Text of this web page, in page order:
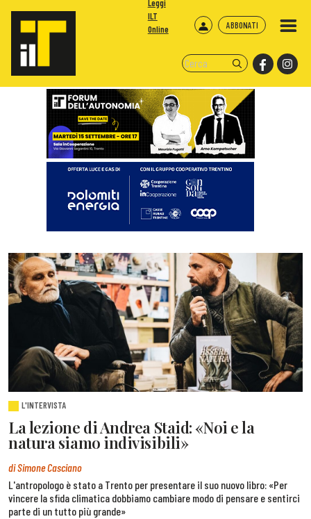
ABBONATI
Leggi
ILT
Online
L'INTERVISTA
La lezione di Andrea Staid: «Noi e la
natura siamo indivisibili»
di Simone Casciano
L'antropologo è stato a Trento per presentare il suo nuovo libro: «Per
vincere la sfida climatica dobbiamo cambiare modo di pensare e sentirci
parte di un tutto più grande»